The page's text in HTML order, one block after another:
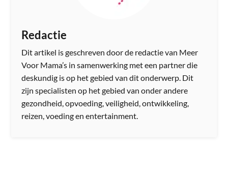
Redactie
Dit artikel is geschreven door de redactie van Meer
Voor Mama’s in samenwerking met een partner die
deskundig is op het gebied van dit onderwerp. Dit
zijn specialisten op het gebied van onder andere
gezondheid, opvoeding, veiligheid, ontwikkeling,
reizen, voeding en entertainment.